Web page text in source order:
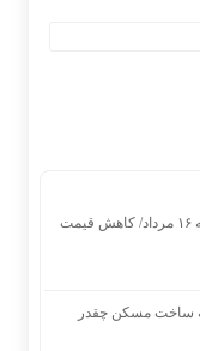
قیمت طلا و سکه امروز جمعه ۱۶ مرداد/ کاهش قیمت
ساخت مسکن چقدر